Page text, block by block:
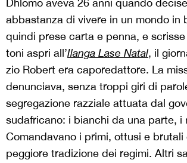
Dhlomo aveva 26 anni quando
abbastanza di vivere in un mondo in
quindi prese carta e penna, e
toni aspri all’Ilanga Lase Natal, il
zio Robert era caporedattore. La
denunciava, senza troppi giri di
segregazione razziale attuata dal
sudafricano: i bianchi da una parte, i
Comandavano i primi, ottusi e brutali
peggiore tradizione dei regimi. Altri